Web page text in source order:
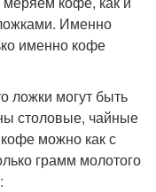
Именно
именно кофе
ложки могут быть
столовые, чайные
можно как с
грамм молотого